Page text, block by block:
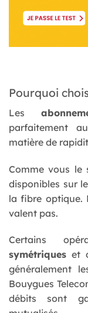
Pourquoi
Les
parfaitement
matière de
Comme vous le
disponibles sur
la fibre optique.
valent pas.
Certains
symétriques et
généralement
Bouygues
débits sont